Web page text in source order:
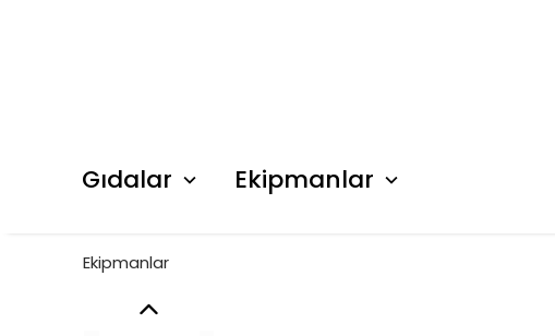
Gıdalar Ekipmanlar
Ekipmanlar